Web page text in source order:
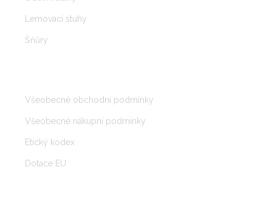
Lemovací stuhy
Šňůry
Všeobecné obchodní podmínky
Všeobecné nákupní podmínky
Etický kodex
Dotace EU